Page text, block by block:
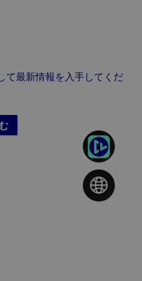
て最新情報を入手してくだ